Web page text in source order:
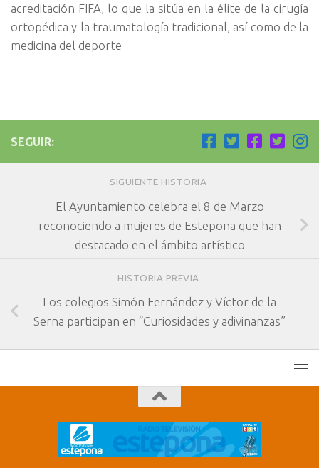
acreditación FIFA, lo que la sitúa en la élite de la cirugía
ortopédica y la traumatología tradicional, así como de la
medicina del deporte
SEGUIR:
SIGUIENTE HISTORIA
El Ayuntamiento celebra el 8 de Marzo
reconociendo a mujeres de Estepona que han
destacado en el ámbito artístico
HISTORIA PREVIA
Los colegios Simón Fernández y Víctor de la
Serna participan en “Curiosidades y adivinanzas”